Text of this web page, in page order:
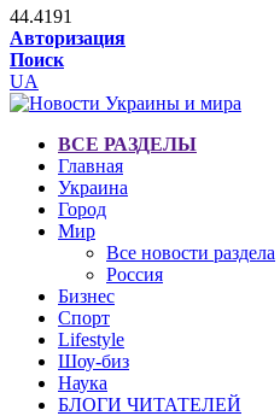
44.4191
Авторизация
Поиск
UA
ВСЕ РАЗДЕЛЫ
Главная
Украина
Город
Мир
Все новости раздела
Россия
Бизнес
Спорт
Lifestyle
Шоу-биз
Наука
БЛОГИ ЧИТАТЕЛЕЙ